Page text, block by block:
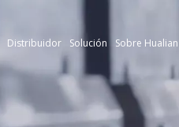
Distribuidor Solución Sobre Hualian